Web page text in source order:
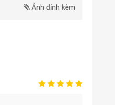
Ảnh đính kèm